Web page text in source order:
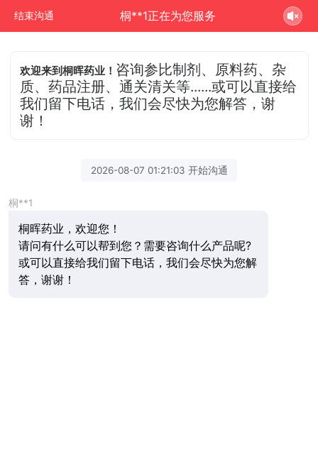
结束沟通 桐**1正在为您服务
欢迎来到桐晖药业！ 咨询参比制剂、原料药、杂
质、药品注册、通关清关等......或可以直接给
我们留下电话，我们会尽快为您解答，谢
谢！
2026-08-07 01:21:03 开始沟通
桐**1
桐晖药业，欢迎您！
请问有什么可以帮到您？需要咨询什么产品呢?
或可以直接给我们留下电话，我们会尽快为您解
答，谢谢！